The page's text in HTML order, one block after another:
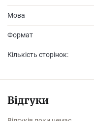
Мова
Формат
Кількість сторінок:
Відгуки